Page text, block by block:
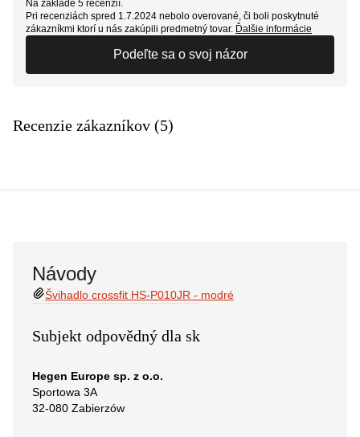
Na základe 5 recenzií.
Pri recenziách spred 1.7.2024 nebolo overované, či boli poskytnuté
zákazníkmi ktorí u nás zakúpili predmetný tovar. Ďalšie informácie
Podeľte sa o svoj názor
Recenzie zákazníkov (5)
Návody
Švihadlo crossfit HS-P010JR - modré
Subjekt odpovědný dla sk
Hegen Europe sp. z o.o.
Sportowa 3A
32-080 Zabierzów